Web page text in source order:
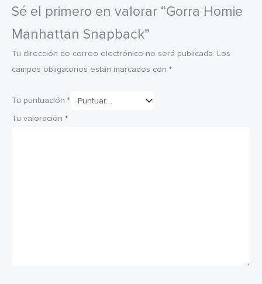
Sé el primero en valorar “Gorra Homie
Manhattan Snapback”
Tu dirección de correo electrónico no será publicada. Los
campos obligatorios están marcados con *
Tu puntuación *
Tu valoración *